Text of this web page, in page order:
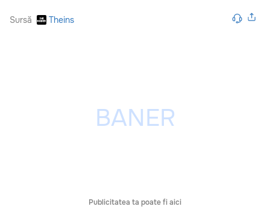
Sursă Theins
Publicitatea ta poate fi aici